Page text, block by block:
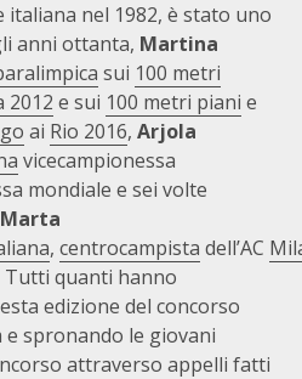
italiana nel 1982, è stato uno
anni ottanta, Martina
sui 100 metri
2012 e sui 100 metri piani e
ai Rio 2016, Arjola
vicecampionessa
mondiale e sei volte
Marta
, centrocampista dell’AC
Tutti quanti hanno
edizione del concorso
spronando le giovani
attraverso appelli fatti